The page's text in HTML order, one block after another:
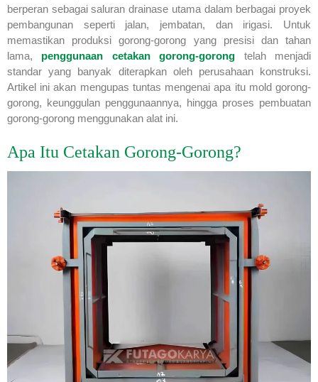
berperan sebagai saluran drainase utama dalam berbagai proyek
pembangunan seperti jalan, jembatan, dan irigasi. Untuk
memastikan produksi gorong-gorong yang presisi dan tahan
lama, penggunaan cetakan gorong-gorong telah menjadi
standar yang banyak diterapkan oleh perusahaan konstruksi.
Artikel ini akan mengupas tuntas mengenai apa itu mold gorong-
gorong, keunggulan penggunaannya, hingga proses pembuatan
gorong-gorong menggunakan alat ini.
Apa Itu Cetakan Gorong-Gorong?